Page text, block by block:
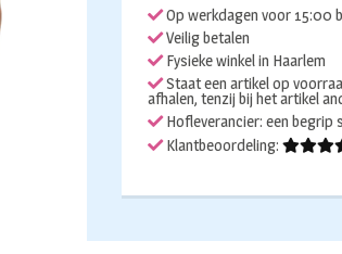
aantal
Op werkdagen voor 15:00
Veilig betalen
Fysieke winkel in Haarlem
Staat een artikel op
afhalen, tenzij bij het artikel
Hofleverancier: een begrip
Klantbeoordeling: